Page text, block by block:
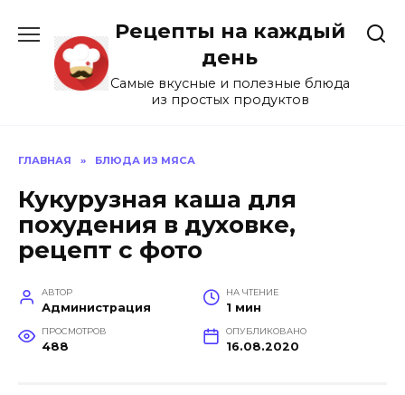
содержанию
Рецепты на каждый
день
Самые вкусные и полезные блюда
из простых продуктов
ГЛАВНАЯ » БЛЮДА ИЗ МЯСА
Кукурузная каша для
похудения в духовке,
рецепт с фото
АВТОР
Администрация
НА ЧТЕНИЕ
1 мин
ПРОСМОТРОВ
488
ОПУБЛИКОВАНО
16.08.2020